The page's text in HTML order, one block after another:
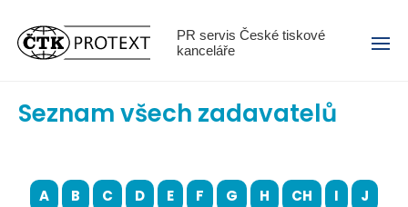
PR servis České tiskové
kanceláře
Menu
Seznam všech zadavatelů
A B C D E F G H CH I
J